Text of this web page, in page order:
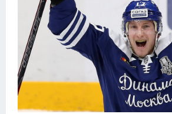
Категории Фото
Еще картинки...
Футбол
Баскетбол
Хоккей